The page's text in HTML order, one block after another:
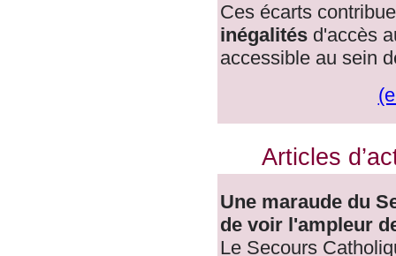
Ces écarts
inégalités d'accès
accessible au sein
Articles
Une maraude du
de voir l'ampleur
Le Secours